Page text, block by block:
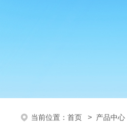
当前位置： 首页 > 产品中心